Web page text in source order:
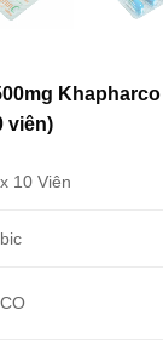
viên)
10 Viên